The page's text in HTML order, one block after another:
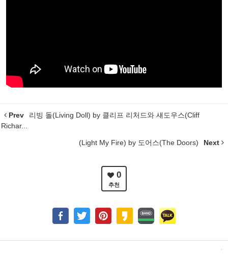
Prev
리빙 돌(Living Doll) by 클리프 리처드와 섀도우스(Cliff
Richar...
(Light My Fire) by 도어스(The Doors) Next
0
추천